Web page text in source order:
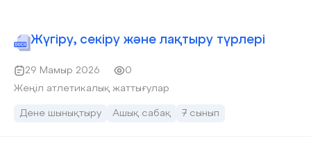
Жүгіру, секіру және лақтыру түрлері
29 Мамыр 2026
0
Жеңіл атлетикалық жаттығулар
Дене шынықтыру Ашық сабақ 7 сынып